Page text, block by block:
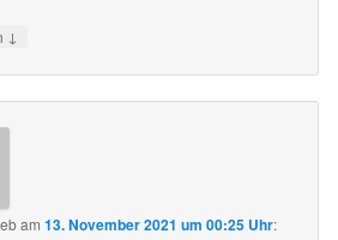
↓
am13. November 2021 um 00:25 Uhr: